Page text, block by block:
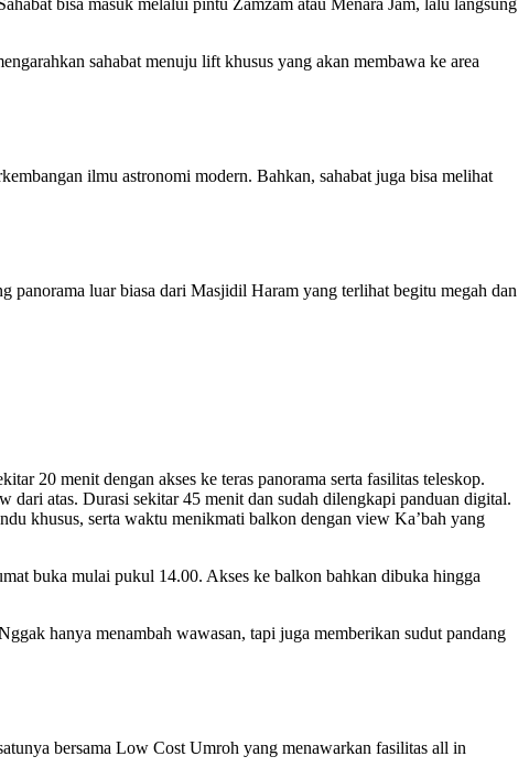
bisa masuk melalui pintu Zamzam atau Menara Jam, lalu langsung
sahabat menuju lift khusus yang akan membawa ke area
ilmu astronomi modern. Bahkan, sahabat juga bisa melihat
panorama luar biasa dari Masjidil Haram yang terlihat begitu megah dan
20 menit dengan akses ke teras panorama serta fasilitas teleskop.
dari atas. Durasi sekitar 45 menit dan sudah dilengkapi panduan digital.
khusus, serta waktu menikmati balkon dengan view Ka’bah yang
buka mulai pukul 14.00. Akses ke balkon bahkan dibuka hingga
hanya menambah wawasan, tapi juga memberikan sudut pandang
bersama Low Cost Umroh yang menawarkan fasilitas all in